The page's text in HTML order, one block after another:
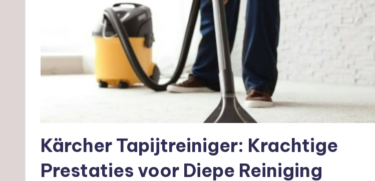
Kärcher Tapijtreiniger: Krachtige
Prestaties voor Diepe Reiniging